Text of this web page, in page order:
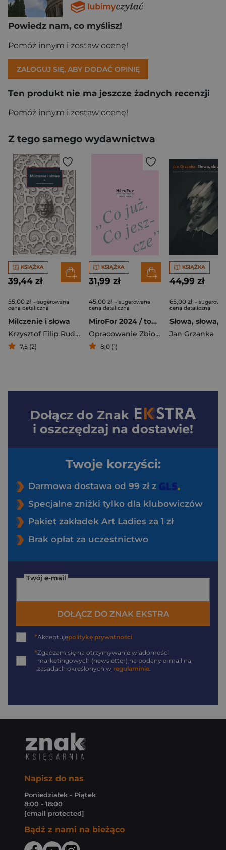
Powiedz nam, co myślisz!
Pomóż innym i zostaw ocenę!
ZALOGUJ SIĘ, ABY DODAĆ OPINIĘ
Ten produkt nie ma jeszcze żadnych recenzji
Pomóż innym i zostaw ocenę!
Z tego samego wydawnictwa
KSIĄŻKA
39,44 zł
55,00 zł - sugerowana
cena detaliczna
Milczenie i słowa
Krzysztof Filip Rudolf
7,5 (2)
KSIĄŻKA
31,99 zł
45,00 zł - sugerowana
cena detaliczna
MiroFor 2024 / tom 4: „Co już. Co jeszcze”
Opracowanie Zbiorowe
8,0 (1)
KSIĄŻKA
44,99 zł
65,00 zł -
cena detaliczna
Jan Grzanka
Dołącz do Znak
i oszczędzaj na dostawie!
Twoje korzyści:
Darmowa dostawa od 99 zł z
Specjalne zniżki tylko dla klubowiczów
Pakiet zakładek Art Ladies za 1 zł
Brak opłat za uczestnictwo
Twój e-mail
DOŁĄCZ DO ZNAK EKSTRA
*Akceptujępolitykę prywatności
*Zgadzam się na otrzymywanie wiadomości
marketingowych (newsletter) na podany e-mail na
zasadach określonych w regulaminie
Napisz do nas
Poniedziałek - Piątek
8:00 - 18:00
[email protected]
Bądź z nami na bieżąco